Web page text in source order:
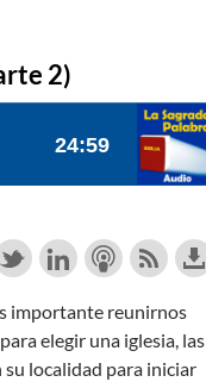
2)
importante reunirnos
elegir una iglesia, las
localidad para iniciar